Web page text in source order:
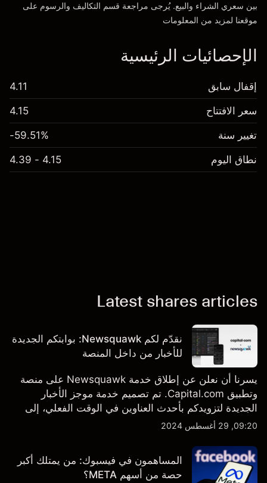
بين سعري الشراء والبيع. يُرجى مراجعة قسم التكاليف والرسوم على
موقعنا لمزيد من المعلومات
الإحصائيات الرئيسية
إقفال سابق 4.11
سعر الافتتاح 4.15
تغيير سنة -59.51%
نطاق اليوم 4.15 - 4.39
Latest shares articles
نقدّم لكم Newsquawk: بوابتكم الجديدة
للأخبار من داخل المنصة
يسرنا أن نعلن عن إطلاق خدمة Newsquawk على منصة
وتطبيق Capital.com. تم تصميم خدمة موجز الأخبار
الجديدة لتزويدكم بأحدث العناوين في الوقت الفعلي، إلى
جانب قصص إخبارية مخصصة وتقارير تحليلية متعمقة - وكل
بالضبط.
09:20, 29 أغسطس 2024
المساهمون في فيسبوك: من يمتلك أكبر
حصة من أسهم META؟